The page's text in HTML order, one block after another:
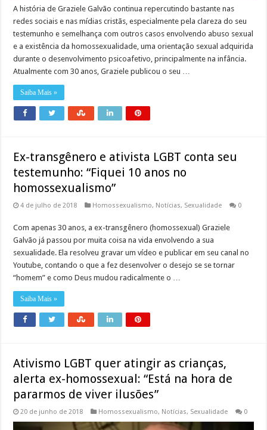
A história de Graziele Galvão continua repercutindo bastante nas
redes sociais e nas mídias cristãs, especialmente pela clareza do seu
testemunho e semelhança com outros casos envolvendo abuso sexual
e a existência da homossexualidade, uma orientação sexual adquirida
durante o desenvolvimento psicoafetivo, principalmente na infância.
Atualmente com 30 anos, Graziele publicou o seu …
Saiba Mais »
Ex-transgênero e ativista LGBT conta seu
testemunho: “Fiquei 10 anos no
homossexualismo”
4 de julho de 2018 Homossexualismo, Notícias, Sexualidade 0
Com apenas 30 anos, a ex-transgênero (homossexual) Graziele
Galvão já passou por muita coisa na vida envolvendo a sua
sexualidade. Ela resolveu gravar um vídeo e publicar em seu canal no
Youtube, contando o que a fez desenvolver o desejo se se tornar
“homem” e como Deus mudou radicalmente o …
Saiba Mais »
Ativismo LGBT quer atingir as crianças,
alerta ex-homossexual: “Está na hora de
pararmos de viver ilusões”
20 de junho de 2018 Homossexualismo, Notícias, Sexualidade 0